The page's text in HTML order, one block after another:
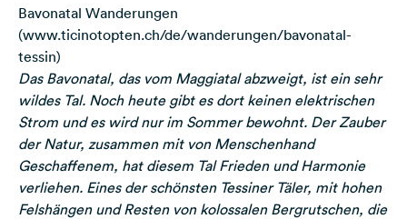
Bavonatal Wanderungen
(www.ticinotopten.ch/de/wanderungen/bavonatal-
tessin)
Das Bavonatal, das vom Maggiatal abzweigt, ist ein sehr
wildes Tal. Noch heute gibt es dort keinen elektrischen
Strom und es wird nur im Sommer bewohnt. Der Zauber
der Natur, zusammen mit von Menschenhand
Geschaffenem, hat diesem Tal Frieden und Harmonie
verliehen. Eines der schönsten Tessiner Täler, mit hohen
Felshängen und Resten von kolossalen Bergrutschen, die